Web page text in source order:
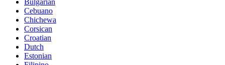
Bulgarian
Cebuano
Chichewa
Corsican
Croatian
Dutch
Estonian